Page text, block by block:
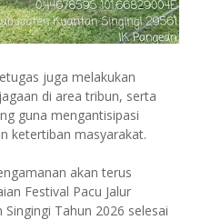
juga melakukan
di area tribun, serta
guna mengantisipasi
ketertiban masyarakat.
akan terus
Festival Pacu Jalur
Tahun 2026 selesai